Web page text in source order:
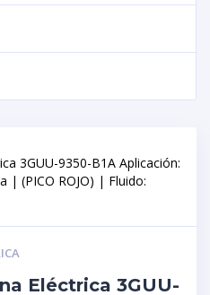
Eléctrica 3GUU-